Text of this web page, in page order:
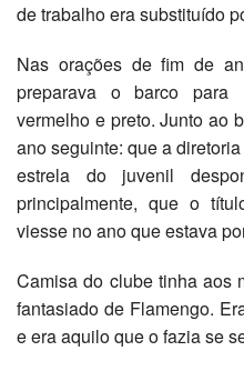
de trabalho era substituído
Nas orações de fim de
preparava o barco para
vermelho e preto. Junto ao
ano seguinte: que a
estrela do juvenil
principalmente, que o
viesse no ano que estava
Camisa do clube tinha aos
fantasiado de Flamengo.
e era aquilo que o fazia se